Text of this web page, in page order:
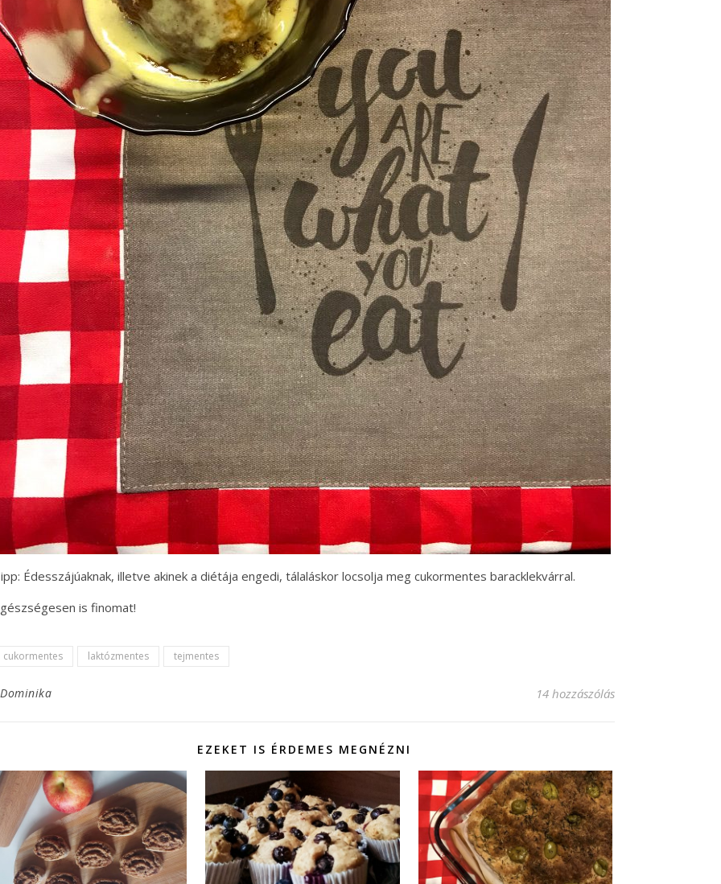
Édesszájúaknak, illetve akinek a diétája engedi, tálaláskor locsolja meg cukormentes baracklekvárral.
is finomat!
cukormentes laktózmentes tejmentes
Dominika 14 hozzászólás
EZEKET IS ÉRDEMES MEGNÉZNI